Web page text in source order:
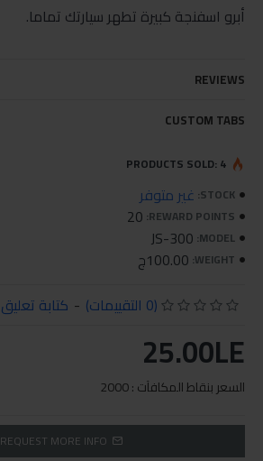
أبرو اسفنجة كبيرة تطهر سيارتك تماما.
REVIEWS
CUSTOM TABS
STOCK: غير متوفر
REWARD POINTS:
20
MODEL:
JS-300
WEIGHT: 100.00ج
PRODUCTS SOLD: 4
(0 التقييمات) - كتابة تعليق
25.00LE
السعر بنقاط المكافآت : 2000
REQUEST MORE INFO